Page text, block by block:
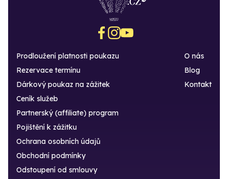
Prodloužení platnosti poukazu
Rezervace termínu
Dárkový poukaz na zážitek
O nás
Blog
Kontakt
Ceník služeb
Partnerský (affiliate) program
Pojištění k zážitku
Ochrana osobních údajů
Obchodní podmínky
Odstoupení od smlouvy